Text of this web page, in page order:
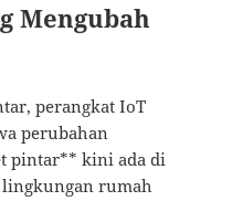
Mengubah
perangkat IoT
perubahan
pintar** kini ada di
lingkungan rumah